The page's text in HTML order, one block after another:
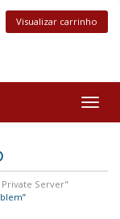
Visualizar carrinho
Private Server"